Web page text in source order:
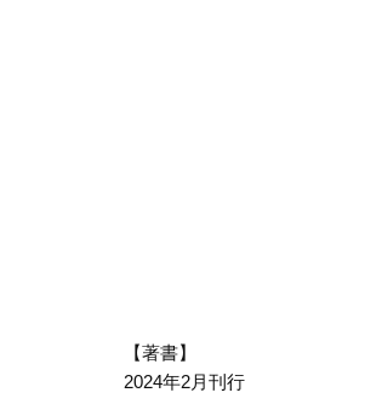
【著書】
2024年2月刊行